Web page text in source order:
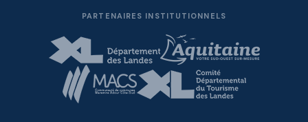
PARTENAIRES INSTITUTIONNELS